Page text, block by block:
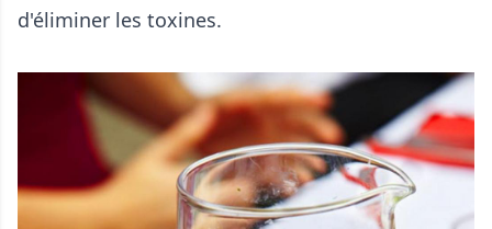
d'éliminer les toxines.